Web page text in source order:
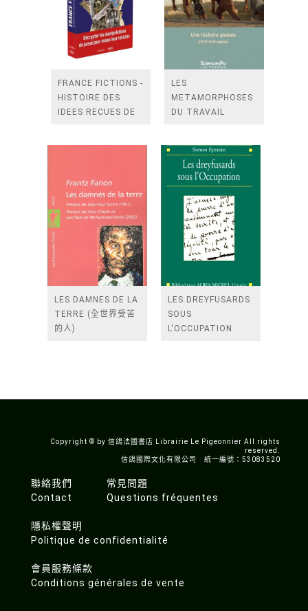
FRANCE FICTIONS -
HISTOIRE DES
IDEES RECUES DE
LES
METAMORPHOSES
DU TRAVAIL
LES DAMNES DE LA
TERRE (全世界受苦
的人)
LES DREYFUSARDS
SOUS
L'OCCUPATION
Copyright © by 信鴿法國書店 Librairie Le Pigeonnier All rights
reserved.
信鴿國際文化有限公司 統一編號：53083520
聯絡我們
Contact
常見問題
Questions fréquentes
隱私權聲明
Politique de confidentialité
會員服務條款
Conditions générales de vente